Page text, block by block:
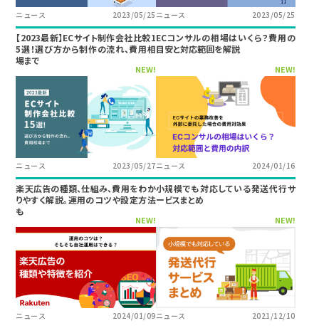
ニュース 2023/05/25 ニュース 2023/05/25
【2023最新】ECサイト制作会社比較1
5選！選び方から制作の流れ、費用相
場まで
NEW!
ニュース 2023/05/27
ECコンサルの相場はいくら？費用の
目安と対応範囲を解説
NEW!
ニュース 2024/01/16
楽天広告の種類、仕組み、費用をわか
りやすく解説。運用のコツや設定方法
も
NEW!
ニュース 2024/01/09
小規模でも対応している発送代行サ
ービスまとめ
NEW!
ニュース 2021/12/10